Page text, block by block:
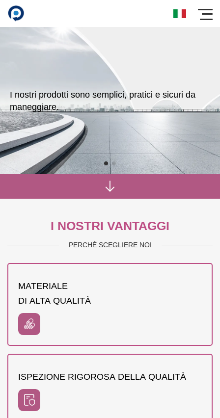
I nostri prodotti sono semplici, pratici e sicuri da
maneggiare.
I NOSTRI VANTAGGI
PERCHÉ SCEGLIERE NOI
MATERIALE
DI ALTA QUALITÀ
ISPEZIONE RIGOROSA DELLA QUALITÀ